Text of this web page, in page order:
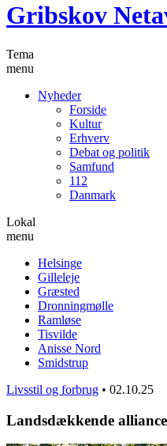
Gribskov
Tema
menu
Nyheder
Forside
Kultur
Erhverv
Debat og politik
Samfund
112
Danmark
Lokal
menu
Helsinge
Gilleleje
Græsted
Dronningmølle
Ramløse
Tisvilde
Anisse Nord
Smidstrup
Livsstil og forbrug • 02.10.25
Landsdækkende